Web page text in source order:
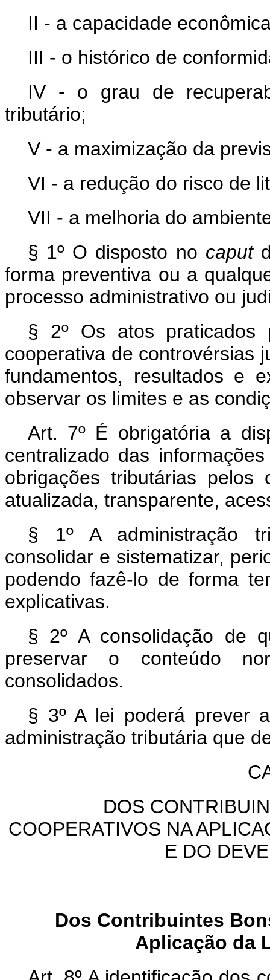
II - a capacidade
III - o histórico de
IV - o grau de
tributário;
V - a maximização da
VI - a redução do risco de
VII - a melhoria do
§ 1º O disposto no caput
forma preventiva ou a
processo administrativo ou
§ 2º Os atos praticados
cooperativa de controvérsias
fundamentos, resultados e
observar os limites e as
Art. 7º É obrigatória a
centralizado das
obrigações tributárias pelos
atualizada, transparente,
§ 1º A administração
consolidar e sistematizar,
podendo fazê-lo de forma
explicativas.
§ 2º A consolidação de
preservar o conteúdo
consolidados.
§ 3º A lei poderá prever
administração tributária que
DOS
COOPERATIVOS NA
E DO
Dos Contribuintes
Aplicação da